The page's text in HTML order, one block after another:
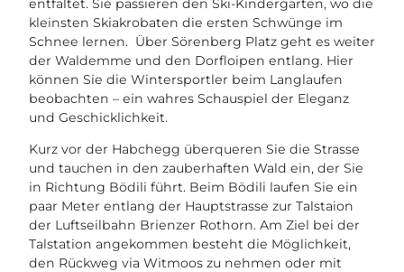
kleinsten Skiakrobaten die ersten Schwünge im
Schnee lernen. Über Sörenberg Platz geht es weiter
der Waldemme und den Dorfloipen entlang. Hier
können Sie die Wintersportler beim Langlaufen
beobachten – ein wahres Schauspiel der Eleganz
und Geschicklichkeit.
Kurz vor der Habchegg überqueren Sie die Strasse
und tauchen in den zauberhaften Wald ein, der Sie
in Richtung Bödili führt. Beim Bödili laufen Sie ein
paar Meter entlang der Hauptstrasse zur Talstaion
der Luftseilbahn Brienzer Rothorn. Am Ziel bei der
Talstation angekommen besteht die Möglichkeit,
den Rückweg via Witmoos zu nehmen oder mit